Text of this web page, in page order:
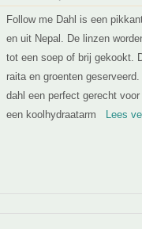
Follow me Dahl is een
en uit Nepal. De linzen
tot een soep of brij gekookt.
raita en groenten
dahl een perfect gerecht
een koolhydraatarm Lees